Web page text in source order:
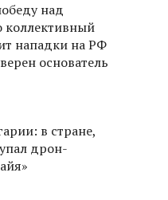
над
коллективный
нападки на РФ
основатель
в стране,
дрон-